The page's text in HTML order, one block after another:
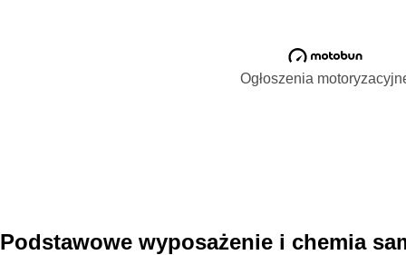
Ogłoszenia
Podstawowe wyposażenie i chemia